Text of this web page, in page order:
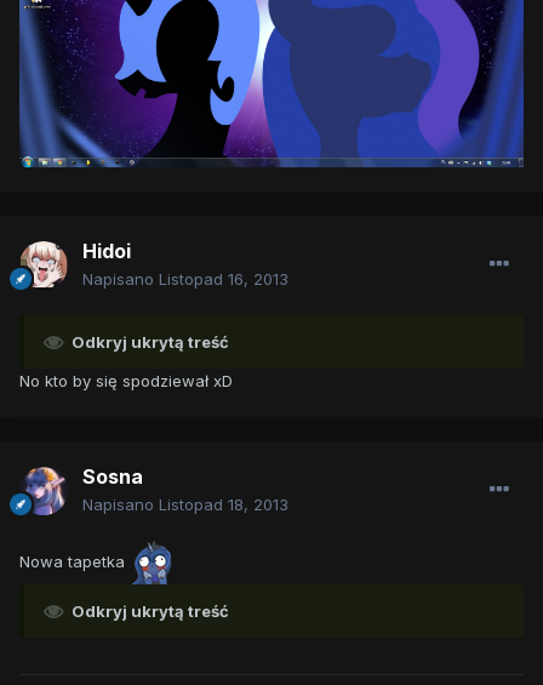
Hidoi
Napisano Listopad 16, 2013
Odkryj ukrytą treść
No kto by się spodziewał xD
Sosna
Napisano Listopad 18, 2013
Nowa tapetka
Odkryj ukrytą treść